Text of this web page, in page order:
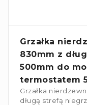
Grzałka
830mm z
500mm do
termostatem
Grzałka
długą strefą